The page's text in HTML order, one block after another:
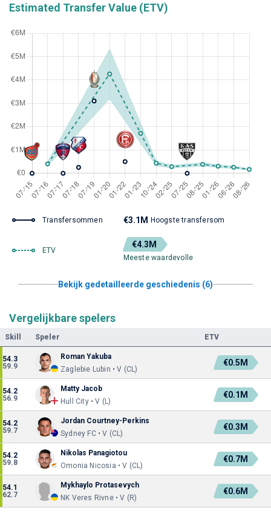
Estimated Transfer Value (ETV)
Transfersommen €3.1M Hoogste transfersom
ETV
€4.3M
Meeste waardevolle
Bekijk gedetailleerde geschiedenis (6)
Vergelijkbare spelers
Skill Speler ETV
54.3
59.9
Roman Yakuba
Zaglebie Lubin • V (CL)
€0.5M
54.2
56.9
Matty Jacob
Hull City • V (L)
€0.1M
54.2
59.7
Jordan Courtney-Perkins
Sydney FC • V (CL)
€0.3M
54.2
59.8
Nikolas Panagiotou
Omonia Nicosia • V (CL)
€0.7M
54.1
62.7
Mykhaylo Protasevych
NK Veres Rivne • V (R)
€0.6M